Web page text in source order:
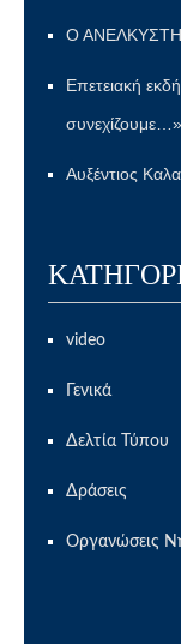
Ο
Επετειακή
συνεχίζουμε…»
Αυξέντιος
video
Γενικά
Δελτία Τύπου
Δράσεις
Οργανώσεις